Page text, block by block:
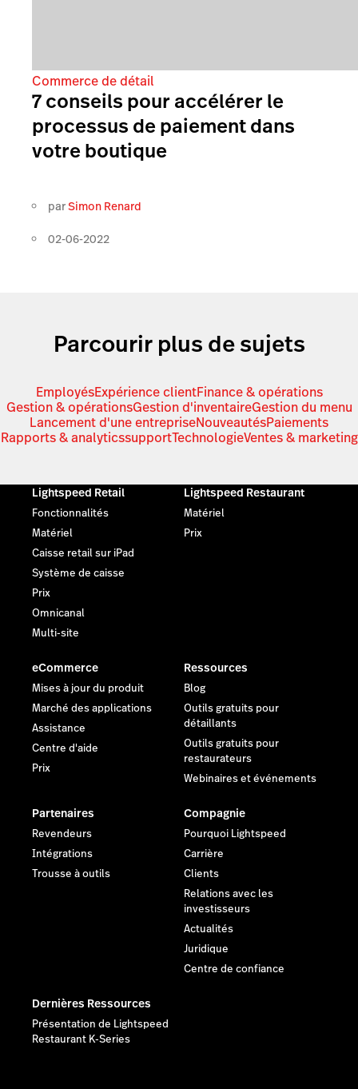
Commerce de détail
7 conseils pour accélérer le
processus de paiement dans
votre boutique
parSimon Renard
02-06-2022
Parcourir plus de sujets
EmployésExpérience clientFinance & opérations
Gestion & opérationsGestion d'inventaireGestion du menu
Lancement d'une entrepriseNouveautésPaiements
Rapports & analyticssupportTechnologieVentes & marketing
Lightspeed Retail
Fonctionnalités
Matériel
Caisse retail sur iPad
Système de caisse
Prix
Omnicanal
Multi-site
Lightspeed Restaurant
Matériel
Prix
eCommerce
Mises à jour du produit
Marché des applications
Assistance
Centre d'aide
Prix
Ressources
Blog
Outils gratuits pour
détaillants
Outils gratuits pour
restaurateurs
Webinaires et événements
Partenaires
Revendeurs
Intégrations
Trousse à outils
Compagnie
Pourquoi Lightspeed
Carrière
Clients
Relations avec les
investisseurs
Actualités
Juridique
Centre de confiance
Dernières Ressources
Présentation de Lightspeed
Restaurant K-Series